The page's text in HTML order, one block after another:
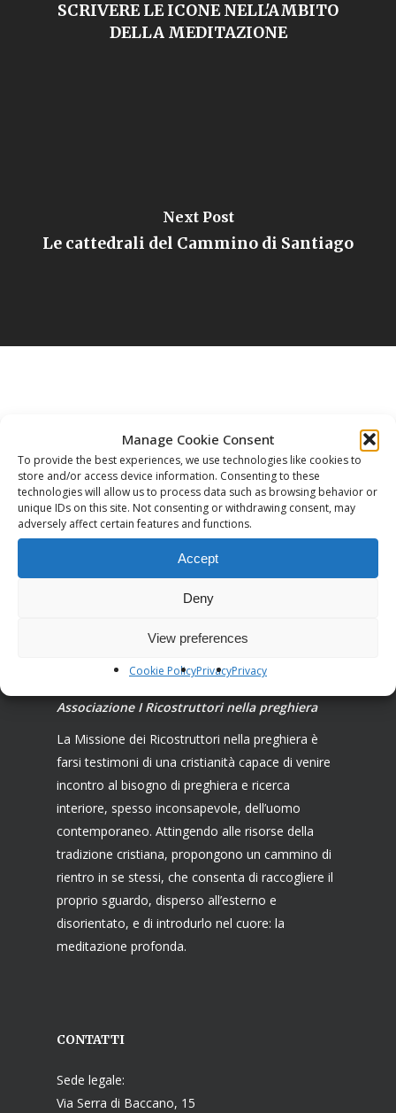
Manage Cookie Consent
To provide the best experiences, we use technologies like cookies to
store and/or access device information. Consenting to these
technologies will allow us to process data such as browsing behavior or
unique IDs on this site. Not consenting or withdrawing consent, may
adversely affect certain features and functions.
Accept
Deny
View preferences
Cookie PolicyPrivacyPrivacy
SCRIVERE LE ICONE NELL'AMBITO
DELLA MEDITAZIONE
Next Post
Le cattedrali del Cammino di Santiago
Leave a Reply
You must be logged into post a comment.
Associazione I Ricostruttori nella preghiera
La Missione dei Ricostruttori nella preghiera è
farsi testimoni di una cristianità capace di venire
incontro al bisogno di preghiera e ricerca
interiore, spesso inconsapevole, dell’uomo
contemporaneo. Attingendo alle risorse della
tradizione cristiana, propongono un cammino di
rientro in se stessi, che consenta di raccogliere il
proprio sguardo, disperso all’esterno e
disorientato, e di introdurlo nel cuore: la
meditazione profonda.
CONTATTI
Sede legale:
Via Serra di Baccano, 15